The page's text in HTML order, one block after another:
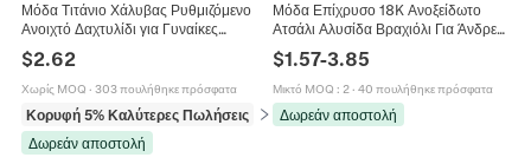
Μόδα Τιτάνιο Χάλυβας Ρυθμιζόμενο
Ανοιχτό Δαχτυλίδι για Γυναίκες
Βίντατζ Επιχρυσωμένο Στρας
Πεταλούδα Στάχυ Λουλούδι Καρδιά
Κορώνα Κοσμήματα
$2.62
Χωρίς MOQ · 303 πουλήθηκε πρόσφατα
Κορυφή 5% Καλύτερες Πωλήσεις
σε Δαχτυλίδια
Δωρεάν αποστολή
Μόδα Επίχρυσο 18K Ανοξείδωτο
Ατσάλι Αλυσίδα Βραχιόλι Για Άνδρες
Γυναίκες Γεωμετρικό Βραχιόλι
Trendy Κοσμήματα Δώρο
$1.57-3.85
Μικτό MOQ : 2· 40 πουλήθηκε πρόσφατα
Δωρεάν αποστολή